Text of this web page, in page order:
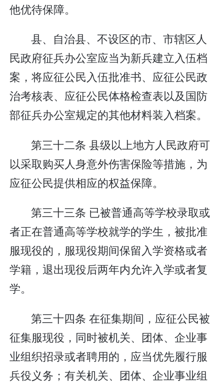
他优待保障。
县、自治县、不设区的市、市辖区人
民政府征兵办公室应当为新兵建立入伍档
案，将应征公民入伍批准书、应征公民政
治考核表、应征公民体格检查表以及国防
部征兵办公室规定的其他材料装入档案。
第三十二条 县级以上地方人民政府可
以采取购买人身意外伤害保险等措施，为
应征公民提供相应的权益保障。
第三十三条 已被普通高等学校录取或
者正在普通高等学校就学的学生，被批准
服现役的，服现役期间保留入学资格或者
学籍，退出现役后两年内允许入学或者复
学。
第三十四条 在征集期间，应征公民被
征集服现役，同时被机关、团体、企业事
业组织招录或者聘用的，应当优先履行服
兵役义务；有关机关、团体、企业事业组